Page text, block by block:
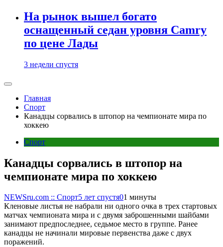
На рынок вышел богато
оснащенный седан уровня Camry
по цене Лады
3 недели спустя
Главная
Спорт
Канадцы сорвались в штопор на чемпионате мира по
хоккею
Спорт
Канадцы сорвались в штопор на
чемпионате мира по хоккею
NEWSru.com :: Спорт5 лет спустя01 минуты
Кленовые листья не набрали ни одного очка в трех стартовых
матчах чемпионата мира и с двумя заброшенными шайбами
занимают предпоследнее, седьмое место в группе. Ранее
канадцы не начинали мировые первенства даже с двух
поражений.